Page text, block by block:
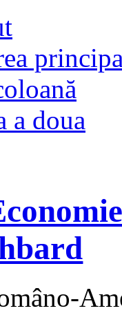
a doua